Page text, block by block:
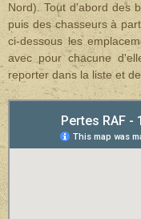
Nord). Tout d'abord des
puis des chasseurs à
ci-dessous les
avec pour chacune
reporter dans la liste et